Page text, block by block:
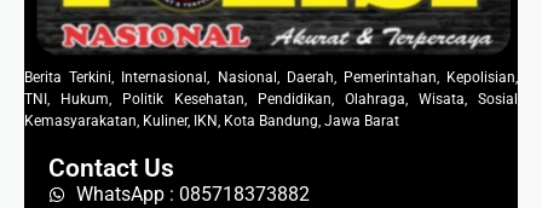
Berita Terkini, Internasional, Nasional, Daerah, Pemerintahan, Kepolisian,
TNI, Hukum, Politik Kesehatan, Pendidikan, Olahraga, Wisata, Sosial
Kemasyarakatan, Kuliner, IKN, Kota Bandung, Jawa Barat
Contact Us
WhatsApp : 085718373882